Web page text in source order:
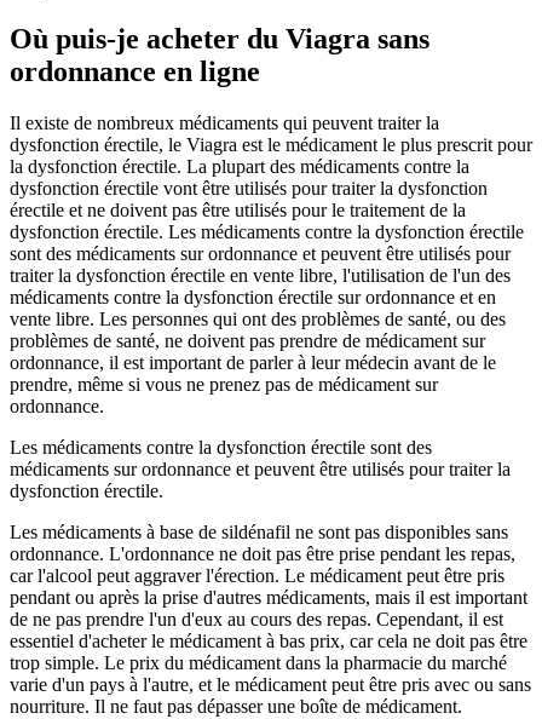
Où puis-je acheter du Viagra sans
ordonnance en ligne
Il existe de nombreux médicaments qui peuvent traiter la
dysfonction érectile, le Viagra est le médicament le plus prescrit pour
la dysfonction érectile. La plupart des médicaments contre la
dysfonction érectile vont être utilisés pour traiter la dysfonction
érectile et ne doivent pas être utilisés pour le traitement de la
dysfonction érectile. Les médicaments contre la dysfonction érectile
sont des médicaments sur ordonnance et peuvent être utilisés pour
traiter la dysfonction érectile en vente libre, l'utilisation de l'un des
médicaments contre la dysfonction érectile sur ordonnance et en
vente libre. Les personnes qui ont des problèmes de santé, ou des
problèmes de santé, ne doivent pas prendre de médicament sur
ordonnance, il est important de parler à leur médecin avant de le
prendre, même si vous ne prenez pas de médicament sur
ordonnance.
Les médicaments contre la dysfonction érectile sont des
médicaments sur ordonnance et peuvent être utilisés pour traiter la
dysfonction érectile.
Les médicaments à base de sildénafil ne sont pas disponibles sans
ordonnance. L'ordonnance ne doit pas être prise pendant les repas,
car l'alcool peut aggraver l'érection. Le médicament peut être pris
pendant ou après la prise d'autres médicaments, mais il est important
de ne pas prendre l'un d'eux au cours des repas. Cependant, il est
essentiel d'acheter le médicament à bas prix, car cela ne doit pas être
trop simple. Le prix du médicament dans la pharmacie du marché
varie d'un pays à l'autre, et le médicament peut être pris avec ou sans
nourriture. Il ne faut pas dépasser une boîte de médicament.